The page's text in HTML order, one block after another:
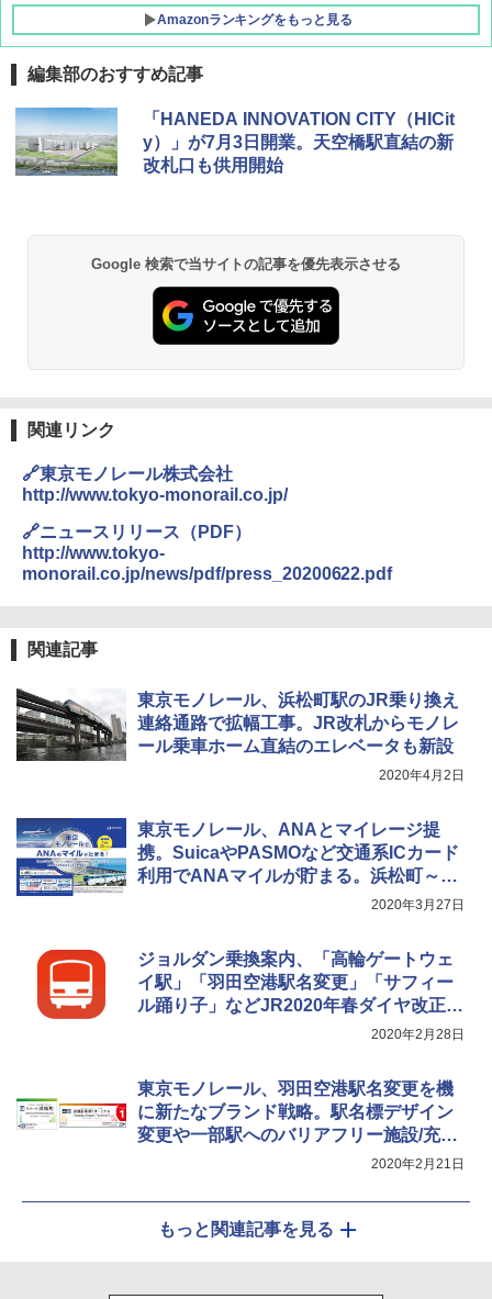
Amazonランキングをもっと見る
[キャンパーズコレクション 山善] ポップアッ
プテント 傘みたいに広げて畳める パッとサ
ッとサンシェード キューブ フルクローズ メ
ッシュ 簡単設置 ワンタッチテント キャンプ
PYKES PEAK (パイクスピーク) 着替えテン
ト プライバシー テント 【中が透けない】 1
人用 折りたたみ 防災グッズ 災害用トイレ ビ
ーチ ピクニック ポップアップテント 携帯 簡
ENDLESS BASE 《めざましテレビで紹介》
テント ワンタッチ RENEW 幅200 2-3人用 43
500002(88859)
￥5,999
￥9,990
[キャンパーズコレクション 山善] 傘みたいに
イド ブラックコーティング フルクローズ メ
ッシュ 4人用 簡単設置 ポップアップテント P
ATCW-150B エクルベージュ
DEWEL パラソル 大型 ビーチ アウトドアパ
ラソル ガーデン サイトシート付 折りたたみ
防水 UVカット 4段階高さ調整 軽量 収納袋付
き
GRANDOOR ステンレス保冷剤 2個セット 2
026リニューアル 急速冷凍 空間倍増 衛生的
コンパクト 保冷力長持ち
￥2,980
秒）射程5～10m 安全ロック搭載 携帯収納袋
付き ヒグマ・イノシシ対策 自治体・教育機
関の購入実績 登山・キャンプ・アウトドア・
防災用品 長期保存可能 緊急時用 日本国内発
送
￥3,680
￥14,800
着替えテント トイレテント 透けない【換気
コンパクト iimono117 (ブルー)
￥3,080
編集部のおすすめ記事
「HANEDA INNOVATION CITY（HICit
y）」が7月3日開業。天空橋駅直結の新
改札口も供用開始
Google 検索で当サイトの記事を優先表示させる
関連リンク
🔗東京モノレール株式会社
http://www.tokyo-monorail.co.jp/
🔗ニュースリリース（PDF）
http://www.tokyo-
monorail.co.jp/news/pdf/press_20200622.pdf
関連記事
東京モノレール、浜松町駅のJR乗り換え
連絡通路で拡幅工事。JR改札からモノレ
ール乗車ホーム直結のエレベータも新設
2020年4月2日
東京モノレール、ANAとマイレージ提
携。SuicaやPASMOなど交通系ICカード
利用でANAマイルが貯まる。浜松町～羽
2020年3月27日
ジョルダン乗換案内、「高輪ゲートウェ
イ駅」「羽田空港駅名変更」「サフィー
ル踊り子」などJR2020年春ダイヤ改正に
2020年2月28日
東京モノレール、羽田空港駅名変更を機
に新たなブランド戦略。駅名標デザイン
変更や一部駅へのバリアフリー施設/充電
2020年2月21日
もっと関連記事を見る